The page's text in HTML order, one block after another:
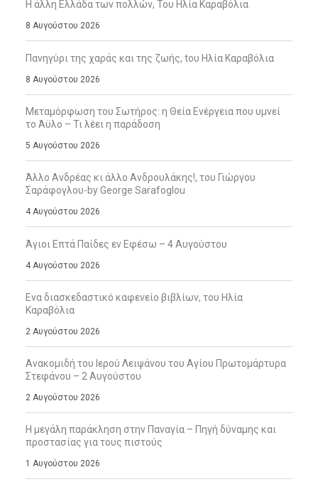
Η άλλη Ελλάδα των πολλών, Του Ηλία Καραβόλια
8 Αυγούστου 2026
Πανηγύρι της χαράς και της ζωής, tου Ηλία Καραβόλια
8 Αυγούστου 2026
Μεταμόρφωση του Σωτήρος: η Θεία Ενέργεια που υμνεί
το Άϋλο – Τι λέει η παράδοση
5 Αυγούστου 2026
Άλλο Ανδρέας κι άλλο Ανδρουλάκης!, του Γιώργου
Σαράφογλου-by George Sarafoglou
4 Αυγούστου 2026
Άγιοι Επτά Παίδες εν Εφέσω – 4 Αυγούστου
4 Αυγούστου 2026
Ενα διασκεδαστικό καφενείο βιβλίων, του Ηλία
Καραβόλια
2 Αυγούστου 2026
Ανακομιδή του Ιερού Λειψάνου του Αγίου Πρωτομάρτυρα
Στεφάνου – 2 Αυγούστου
2 Αυγούστου 2026
Η μεγάλη παράκληση στην Παναγία – Πηγή δύναμης και
προστασίας για τους πιστούς
1 Αυγούστου 2026